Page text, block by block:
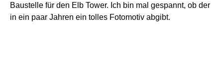
Baustelle für den Elb Tower. Ich bin mal gespannt, ob der
in ein paar Jahren ein tolles Fotomotiv abgibt.